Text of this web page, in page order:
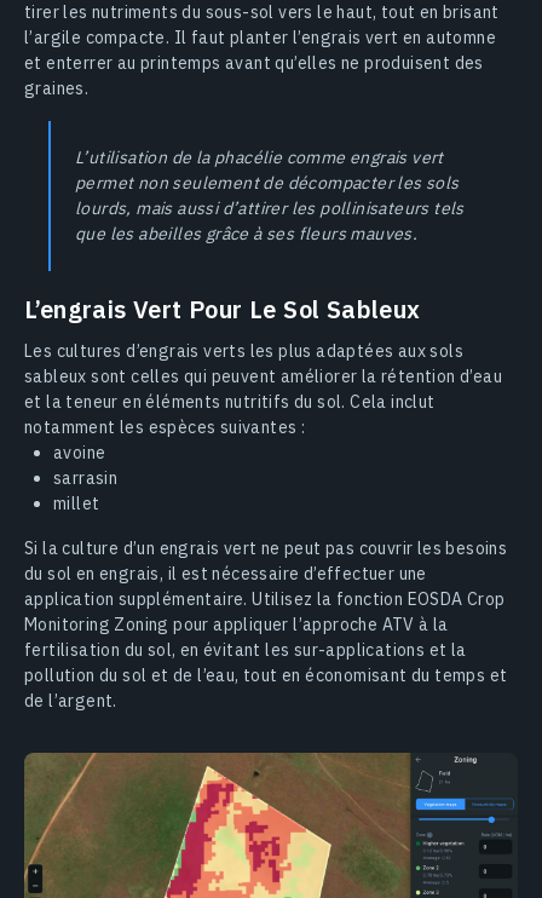
tirer les nutriments du sous-sol vers le haut, tout en brisant
l’argile compacte. Il faut planter l’engrais vert en automne
et enterrer au printemps avant qu’elles ne produisent des
graines.
L’utilisation de la phacélie comme engrais vert
permet non seulement de décompacter les sols
lourds, mais aussi d’attirer les pollinisateurs tels
que les abeilles grâce à ses fleurs mauves.
L’engrais Vert Pour Le Sol Sableux
Les cultures d’engrais verts les plus adaptées aux sols
sableux sont celles qui peuvent améliorer la rétention d’eau
et la teneur en éléments nutritifs du sol. Cela inclut
notamment les espèces suivantes :
avoine
sarrasin
millet
Si la culture d’un engrais vert ne peut pas couvrir les besoins
du sol en engrais, il est nécessaire d’effectuer une
application supplémentaire. Utilisez la fonction EOSDA Crop
Monitoring Zoning pour appliquer l’approche ATV à la
fertilisation du sol, en évitant les sur-applications et la
pollution du sol et de l’eau, tout en économisant du temps et
de l’argent.